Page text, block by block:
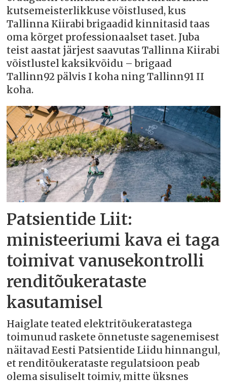
kutsemeisterlikkuse võistlused, kus
Tallinna Kiirabi brigaadid kinnitasid taas
oma kõrget professionaalset taset. Juba
teist aastat järjest saavutas Tallinna Kiirabi
võistlustel kaksikvõidu – brigaad
Tallinn92 pälvis I koha ning Tallinn91 II
koha.
Patsientide Liit:
ministeeriumi kava ei taga
toimivat vanusekontrolli
renditõukerataste
kasutamisel
Haiglate teated elektritõukeratastega
toimunud raskete õnnetuste sagenemisest
näitavad Eesti Patsientide Liidu hinnangul,
et renditõukerataste regulatsioon peab
olema sisuliselt toimiv, mitte üksnes